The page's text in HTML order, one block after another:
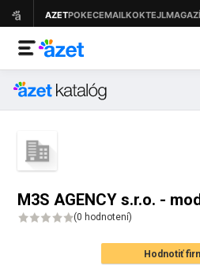
M3S AGENCY s.r.o. -
(0 hodnotení)
Hodnotiť